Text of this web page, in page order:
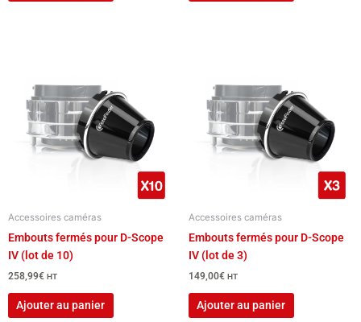
Accessoires caméras
Embouts fermés pour D-Scope
IV (lot de 10)
258,99€ HT
Ajouter au panier
Accessoires caméras
Embouts fermés pour D-Scope
IV (lot de 3)
149,00€ HT
Ajouter au panier